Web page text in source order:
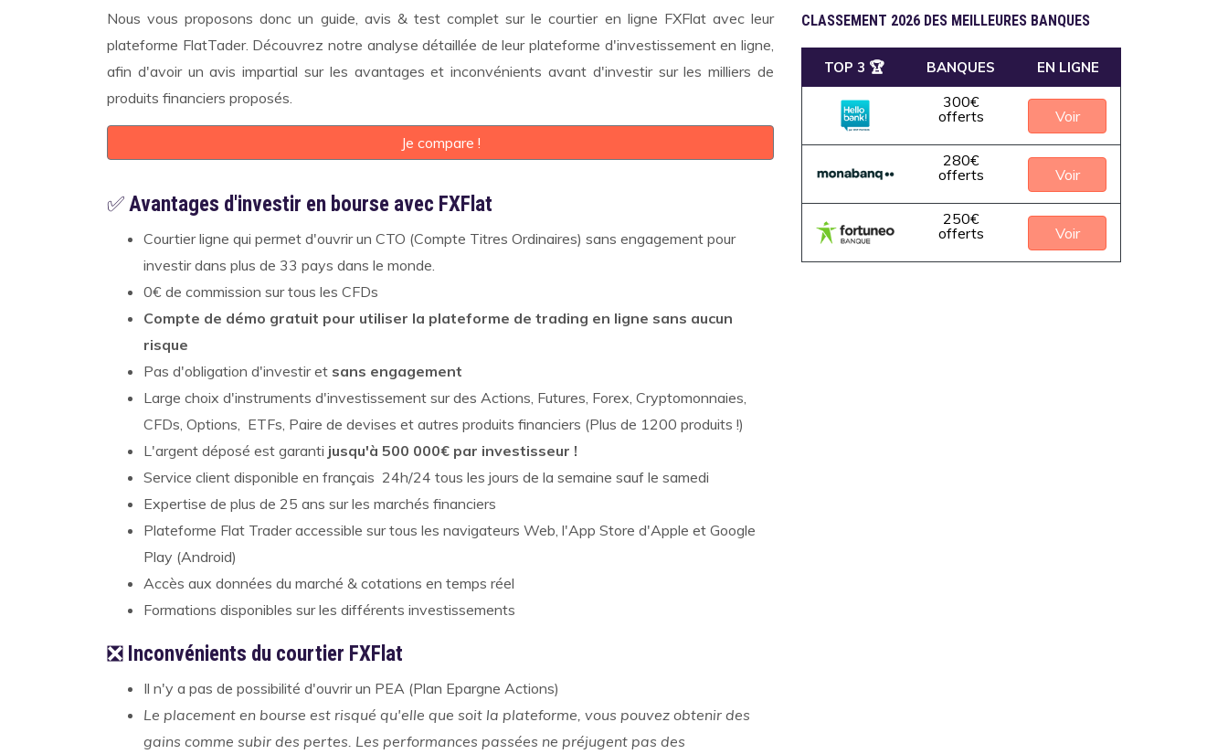
Nous vous proposons donc un guide, avis & test complet sur le courtier en ligne FXFlat avec leur
plateforme FlatTader. Découvrez notre analyse détaillée de leur plateforme d'investissement en ligne,
afin d'avoir un avis impartial sur les avantages et inconvénients avant d'investir sur les milliers de
produits financiers proposés.
Je compare !
✅Avantages d'investir en bourse avec FXFlat
Courtier ligne qui permet d'ouvrir un CTO (Compte Titres Ordinaires) sans engagement pour
investir dans plus de 33 pays dans le monde.
0€ de commission sur tous les CFDs
Compte de démo gratuit pour utiliser la plateforme de trading en ligne sans aucun
risque
Pas d'obligation d'investir et sans engagement
Large choix d'instruments d'investissement sur des Actions, Futures, Forex, Cryptomonnaies,
CFDs, Options, ETFs, Paire de devises et autres produits financiers (Plus de 1200 produits !)
L'argent déposé est garanti jusqu'à 500 000€ par investisseur !
Service client disponible en français 24h/24 tous les jours de la semaine sauf le samedi
Expertise de plus de 25 ans sur les marchés financiers
Plateforme Flat Trader accessible sur tous les navigateurs Web, l'App Store d'Apple et Google
Play (Android)
Accès aux données du marché & cotations en temps réel
Formations disponibles sur les différents investissements
❎ Inconvénients du courtier FXFlat
Il n'y a pas de possibilité d'ouvrir un PEA (Plan Epargne Actions)
Le placement en bourse est risqué qu'elle que soit la plateforme, vous pouvez obtenir des
gains comme subir des pertes. Les performances passées ne préjugent pas des
CLASSEMENT 2026 DES MEILLEURES BANQUES
TOP 3 🏆 BANQUES EN LIGNE
300€
offerts
Voir
280€
offerts
Voir
250€
offerts
Voir